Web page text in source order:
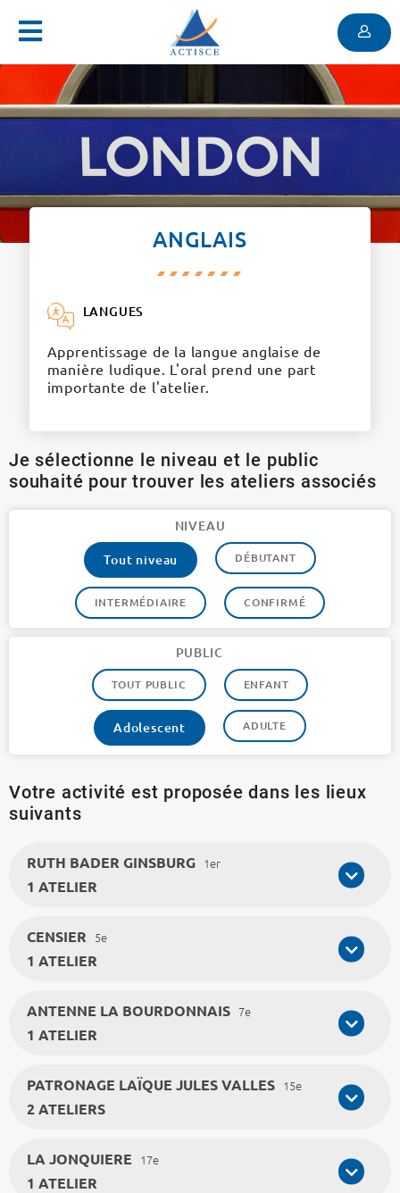
Menu
ANGLAIS
LANGUES
Apprentissage de la langue anglaise de
manière ludique. L'oral prend une part
importante de l'atelier.
Je sélectionne le niveau et le public
souhaité pour trouver les ateliers associés
NIVEAU
Tout niveau
DÉBUTANT
INTERMÉDIAIRE CONFIRMÉ
PUBLIC
TOUT PUBLIC ENFANT
Adolescent ADULTE
Votre activité est proposée dans les lieux
suivants
RUTH BADER GINSBURG 1er
1 ATELIER
CENSIER 5e
1 ATELIER
ANTENNE LA BOURDONNAIS 7e
1 ATELIER
PATRONAGE LAÏQUE JULES VALLES 15e
2 ATELIERS
LA JONQUIERE 17e
1 ATELIER